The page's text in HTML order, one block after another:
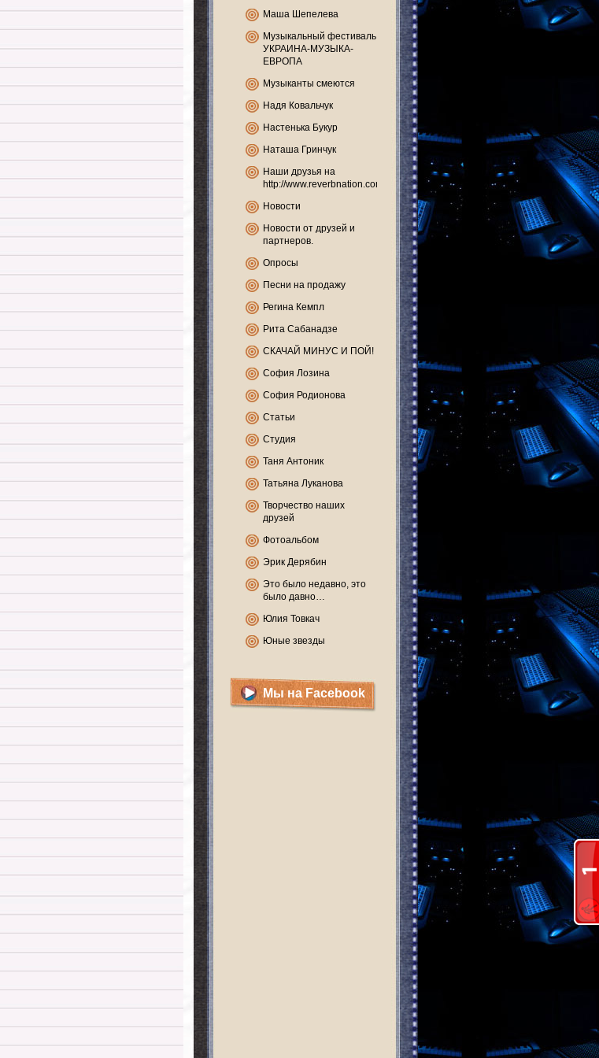
Маша Шепелева
Музыкальный фестиваль
УКРАИНА-МУЗЫКА-
ЕВРОПА
Музыканты смеются
Надя Ковальчук
Настенька Букур
Наташа Гринчук
Наши друзья на
http://www.reverbnation.com
Новости
Новости от друзей и
партнеров.
Опросы
Песни на продажу
Регина Кемпл
Рита Сабанадзе
СКАЧАЙ МИНУС И ПОЙ!
София Лозина
София Родионова
Статьи
Студия
Таня Антоник
Татьяна Луканова
Творчество наших
друзей
Фотоальбом
Эрик Дерябин
Это было недавно, это
было давно…
Юлия Товкач
Юные звезды
Мы на Facebook